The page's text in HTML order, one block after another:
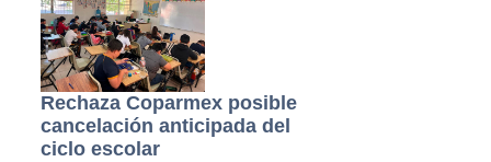
Rechaza Coparmex posible
cancelación anticipada del
ciclo escolar